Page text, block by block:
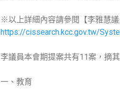
※以上詳細內容請參閱【李雅慧議
https://cissearch.kcc.gov.tw/
李議員本會期提案共有11案，摘
一、教育